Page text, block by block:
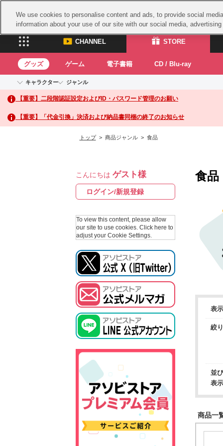
CHANNEL STORE
CHANNEL
ASOBI CHANNEL TOP
STORE
ASOBI STORE
グッズ
CD / Blu-ray
グッズ ゲーム 電子書籍 CD / Blu-ray
キャラクター
アイドルマスターシリーズ
アイドルマスター
アイドルマスター シンデレラガールズ
アイドルマスター ミリオンライブ！
プロジェクトアイマス ヴイアライヴ
テイルズ オブ シリーズ
スサ
ジャンル
イベントグッズ
トイ・ホビー
【重要】二段階認証設定およびID・パスワード管理のお願い
【重要】「代金引換」決済および納品書同梱の終了のお知らせ
トップ> 商品ジャンル > 食品
こんにちは ゲスト様
ログイン/新規登録
To view this content, please allow
our site to use cookies. Click here to
adjust your Cookie Settings.
食品
表
絞
並
表
商品一
We use cookies to personalise content and ads, to provide social
information about your use of our site with our social media,